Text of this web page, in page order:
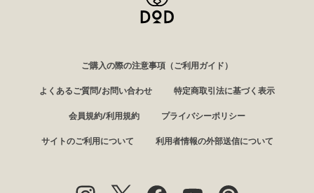
ご購入の際の注意事項（ご利用ガイド）
よくあるご質問/お問い合わせ 特定商取引法に基づく表示
会員規約/利用規約 プライバシーポリシー
サイトのご利用について 利用者情報の外部送信について